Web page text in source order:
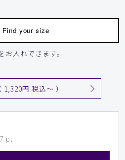
Find your size
入れできます。
円 税込〜 ）
pt